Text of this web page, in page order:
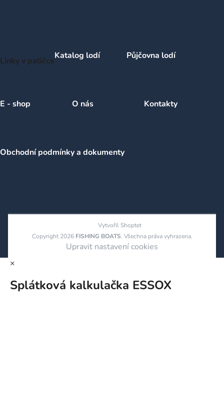
Linky v patičceKatalog lodí Půjčovna lodí
E - shop O nás Kontakty
Obchodní podmínky a dokumenty
Vytvořil Shoptet
Copyright 2026 FISHING BOATS. Všechna práva vyhrazena.
Upravit nastavení cookies
×
Splátková kalkulačka ESSOX